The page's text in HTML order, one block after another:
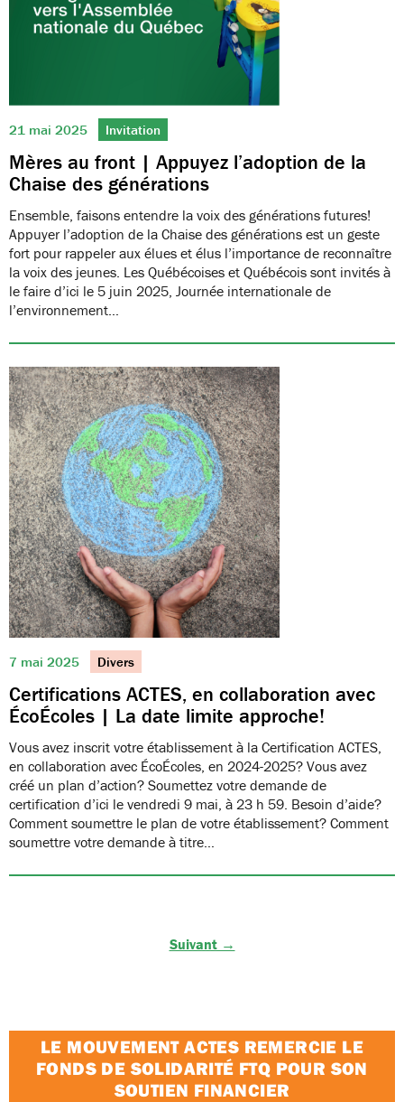
21 mai 2025 Invitation
Mères au front | Appuyez l’adoption de la
Chaise des générations
Ensemble, faisons entendre la voix des générations futures!
Appuyer l’adoption de la Chaise des générations est un geste
fort pour rappeler aux élues et élus l’importance de reconnaître
la voix des jeunes. Les Québécoises et Québécois sont invités à
le faire d’ici le 5 juin 2025, Journée internationale de
l’environnement…
7 mai 2025 Divers
Certifications ACTES, en collaboration avec
ÉcoÉcoles | La date limite approche!
Vous avez inscrit votre établissement à la Certification ACTES,
en collaboration avec ÉcoÉcoles, en 2024-2025? Vous avez
créé un plan d’action? Soumettez votre demande de
certification d’ici le vendredi 9 mai, à 23 h 59. Besoin d’aide?
Comment soumettre le plan de votre établissement? Comment
soumettre votre demande à titre…
Suivant →
LE MOUVEMENT ACTES REMERCIE LE
FONDS DE SOLIDARITÉ FTQ POUR SON
SOUTIEN FINANCIER